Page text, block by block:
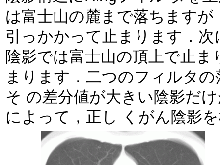
は富士山の麓まで落ちますが，血 管陰影ではかまぼこ
引っかかって止まります．次にDiskフィ
陰影では富士山の頂上で止まり
まります．二つのフィルタ
そ の差分値が大きい陰影だけががんであるとするアルゴリズム
によって，正し